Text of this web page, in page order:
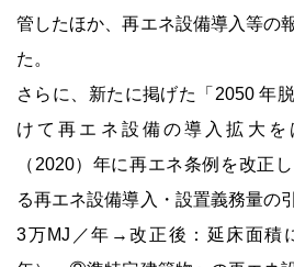
管したほか、再エネ設備導入等の
た。
さらに、新たに掲げた「2050 年
けて再エネ設備の導入拡大を
（2020）年に再エネ条例を改正
る再エネ設備導入・設置義務量の
3万MJ／年→改正後：延床面積